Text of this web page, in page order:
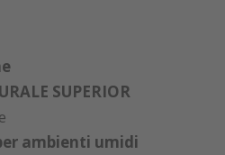
SUPERIOR
ambienti umidi